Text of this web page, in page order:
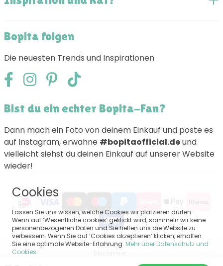
Bopita folgen
Die neuesten Trends und Inspirationen
Bist du ein echter Bopita-Fan?
Dann mach ein Foto von deinem Einkauf und poste es
auf Instagram, erwähne #bopitaofficial.deund
vielleicht siehst du deinen Einkauf auf unserer Website
wieder!
Sitemap
Cookies
Lassen Sie uns wissen, welche Cookies wir platzieren dürfen.
Wenn auf ‘Wesentliche cookies’ geklickt wird, sammeln wir keine
personenbezogenen Daten und Sie helfen uns die Website zu
verbessern. Wenn Sie auf ‘Cookies akzeptieren’ klicken, erhalten
Sie eine optimale Website-Erfahrung. Mehr über Datenschutz und
Cookies.